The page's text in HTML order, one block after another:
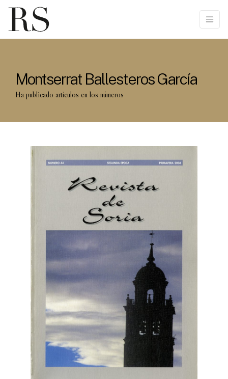
Montserrat Ballesteros García
Ha publicado artículos en los números